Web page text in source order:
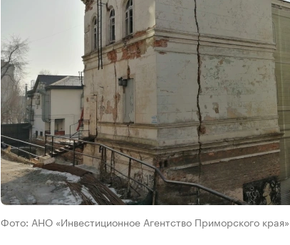
Фото: АНО «Инвестиционное Агентство Приморского края»